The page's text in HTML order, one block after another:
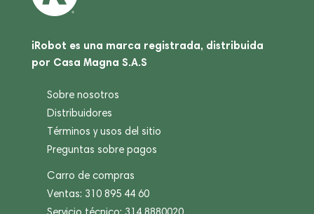
iRobot es una marca registrada, distribuida
por Casa Magna S.A.S
Sobre nosotros
Distribuidores
Términos y usos del sitio
Preguntas sobre pagos
Carro de compras
Ventas: 310 895 44 60